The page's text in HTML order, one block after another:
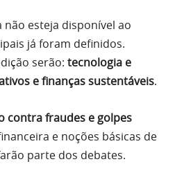
não esteja disponível ao
já foram definidos.
serão: tecnologia e
e finanças sustentáveis.
contra fraudes e golpes
e noções básicas de
parte dos debates.